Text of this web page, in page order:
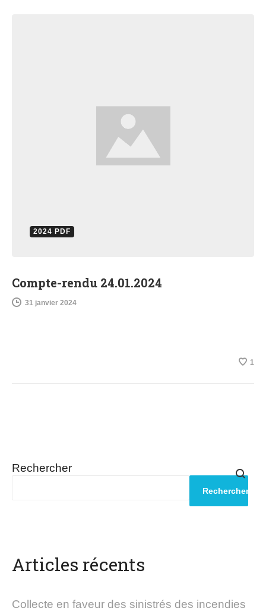
2024 PDF
Compte-rendu 24.01.2024
31 janvier 2024
1
Rechercher
Rechercher
Articles récents
Collecte en faveur des sinistrés des incendies